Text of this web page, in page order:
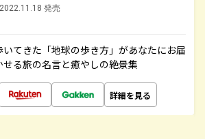
2022.11.18 発売
てきた「地球の歩き方」があなたにお届
る旅の名言と癒やしの絶景集
詳細を見る